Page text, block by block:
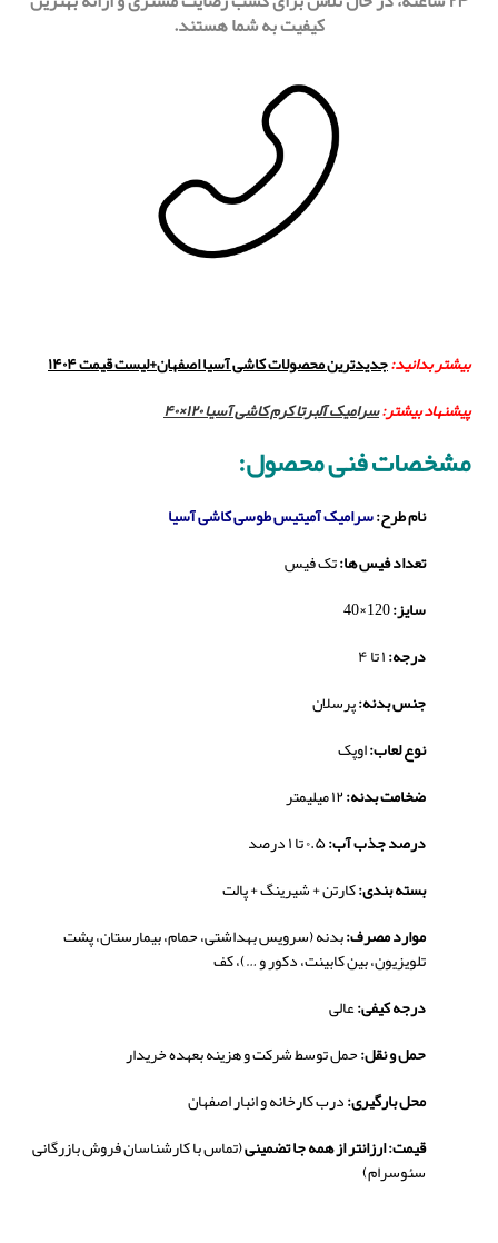
کیفیت به شما هستند.
بیشتر بدانید:جدیدترین محصولات کاشی آسیا اصفهان+لیست قیمت ۱۴۰۴
پیشنهاد بیشتر:سرامیک آلبرتا کرم کاشی آسیا ۱۲۰×۴۰
مشخصات فنی محصول:
نام طرح:سرامیک آمیتیس طوسی کاشی آسیا
تعداد فیس ها:تک فیس
سایز:120×40
درجه:۱ تا ۴
جنس بدنه:پرسلان
نوع لعاب:اوپک
ضخامت بدنه:
درصد جذب آب:
بسته بندی:کارتن + شیرینگ + پالت
موارد مصرف:بدنه (سرویس بهداشتی، حمام، بیمارستان، پشت
تلویزیون، بین کابینت، دکور و …)، کف
درجه کیفی:عالی
حمل و نقل:حمل توسط شرکت و هزینه بعهده خریدار
محل بارگیری:درب کارخانه و انبار اصفهان
قیمت: ارزانتر از همه جا تضمینی(تماس با کارشناسان فروش بازرگانی
سئوسرام)